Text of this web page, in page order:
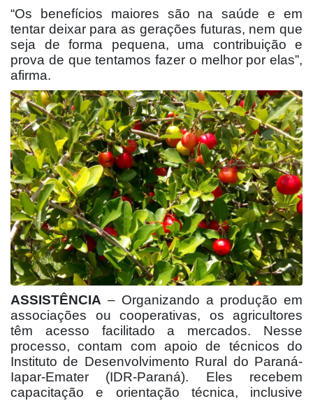
“Os benefícios maiores são na saúde e em
tentar deixar para as gerações futuras, nem que
seja de forma pequena, uma contribuição e
prova de que tentamos fazer o melhor por elas”,
afirma.
ASSISTÊNCIA – Organizando a produção em
associações ou cooperativas, os agricultores
têm acesso facilitado a mercados. Nesse
processo, contam com apoio de técnicos do
Instituto de Desenvolvimento Rural do Paraná-
Iapar-Emater (IDR-Paraná). Eles recebem
capacitação e orientação técnica, inclusive